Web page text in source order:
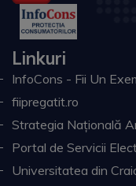
Linkuri
InfoCons - Fii Un
fiipregatit.ro
Strategia Națională
Portal de Servicii
Universitatea din